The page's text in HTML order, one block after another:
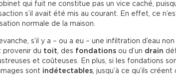
qui fuit ne constitue pas un vice caché,
s’il avait été mis au courant. En effet, ce
normale de la maison.
s’il y a – ou a eu – une infiltration d’eau
provenir du toit, des fondations ou d’un drain
et coûteuses. En plus, si les fondations
sont indétectables, jusqu’à ce qu’ils